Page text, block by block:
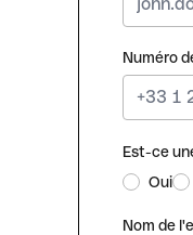
Numéro
Est-ce
Oui
Nom de